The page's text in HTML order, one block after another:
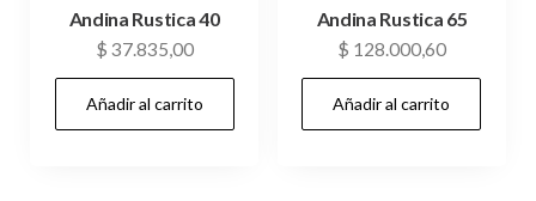
Andina Rustica 40
$ 37.835,00
Añadir al carrito
Andina Rustica 65
$ 128.000,60
Añadir al carrito